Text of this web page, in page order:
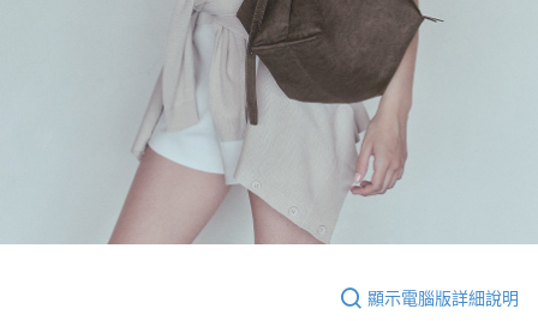
顯示電腦版詳細說明